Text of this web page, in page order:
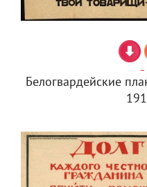
Белогвардейские